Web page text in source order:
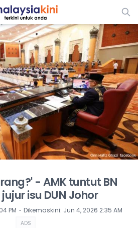
ADS
- AMK tuntut BN
isu DUN Johor
PM ⋅ Dikemaskini: Jun 4, 2026 2:35 AM
ADS